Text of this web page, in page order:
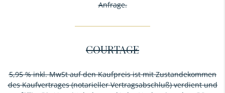
Anfrage.
COURTAGE
5,95 % inkl. MwSt auf den Kaufpreis ist mit Zustandekommen
des Kaufvertrages (notarieller Vertragsabschluß) verdient und